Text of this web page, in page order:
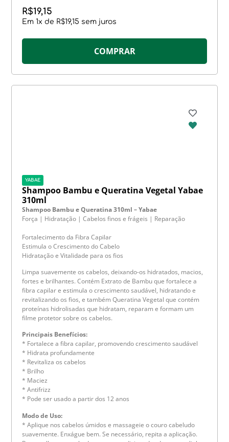
R$19,15
Em1x de R$19,15 sem juros
COMPRAR
YABAE
Shampoo Bambu e Queratina Vegetal Yabae
310ml
Shampoo Bambu e Queratina 310ml – Yabae
Força | Hidratação | Cabelos finos e frágeis | Reparação
Fortalecimento da Fibra Capilar
Estimula o Crescimento do Cabelo
Hidratação e Vitalidade para os fios
Limpa suavemente os cabelos, deixando-os hidratados, macios,
fortes e brilhantes. Contém Extrato de Bambu que fortalece a
fibra capilar e estimula o crescimento saudável, hidratando e
revitalizando os fios, e também Queratina Vegetal que contém
proteínas hidrolisadas que hidratam, reparam e formam um
filme protetor sobre os cabelos.
Principais Benefícios:
* Fortalece a fibra capilar, promovendo crescimento saudável
* Hidrata profundamente
* Revitaliza os cabelos
* Brilho
* Maciez
* Antifrizz
* Pode ser usado a partir dos 12 anos
Modo de Uso:
* Aplique nos cabelos úmidos e massageie o couro cabeludo
suavemente. Enxágue bem. Se necessário, repita a aplicação.